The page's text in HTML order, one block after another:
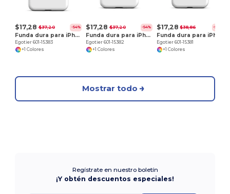
$17,28 $37,20 -54%
Funda dura para iPhone 11 Pro Max
Egotier 601-15383
+1 Colores
$17,28 $37,20 -54%
Funda dura para iPhone 11 Pro
Egotier 601-15382
+1 Colores
$17,28 $38,86 -56%
Egotier 601-15381
+1 Colores
Mostrar todo
Regístrate en nuestro boletín
¡Y obtén descuentos especiales!